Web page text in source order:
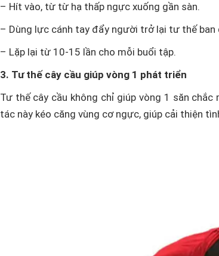
– Hít vào, từ từ hạ thấp ngực xuống gần sàn.
– Dùng lực cánh tay đẩy người trở lại tư thế ban
– Lặp lại từ 10-15 lần cho mỗi buổi tập.
3. Tư thế cây cầu giúp vòng 1 phát triển
Tư thế cây cầu không chỉ giúp vòng 1 săn
tác này kéo căng vùng cơ ngực, giúp cải thiện